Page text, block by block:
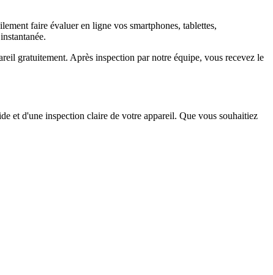
faire évaluer en ligne vos smartphones, tablettes,
gratuitement. Après inspection par notre équipe, vous recevez le
et d'une inspection claire de votre appareil. Que vous souhaitiez